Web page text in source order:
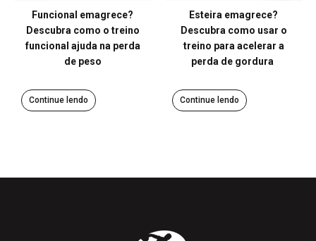
Funcional emagrece?
Descubra como o treino
funcional ajuda na perda
de peso
Continue lendo
Esteira emagrece?
Descubra como usar o
treino para acelerar a
perda de gordura
Continue lendo